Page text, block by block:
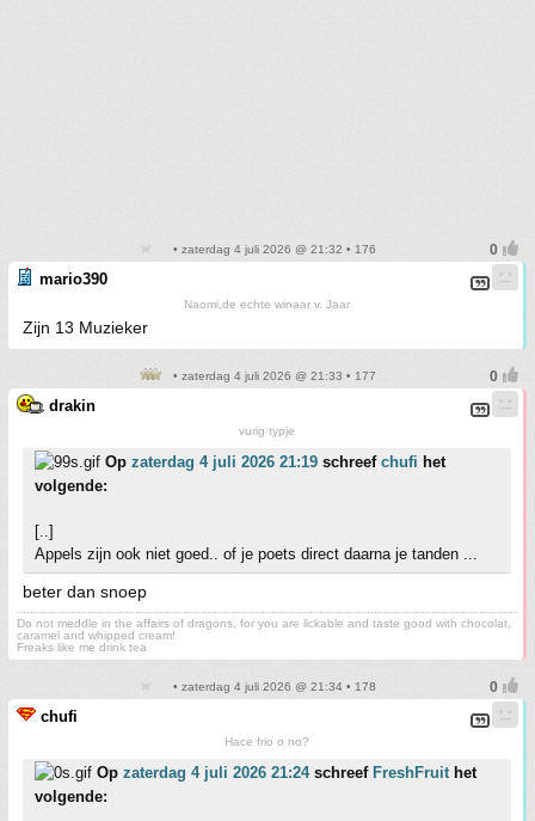
• zaterdag 4 juli 2026 @ 21:32 • 176
mario390
Naomi,de echte winaar v. Jaar
Zijn 13 Muzieker
• zaterdag 4 juli 2026 @ 21:33 • 177
drakin
vurig typje
Op zaterdag 4 juli 2026 21:19 schreef chufi het
volgende:
[..]
Appels zijn ook niet goed.. of je poets direct daarna je tanden ...
beter dan snoep
Do not meddle in the affairs of dragons, for you are lickable and taste good with chocolat,
caramel and whipped cream!
Freaks like me drink tea
• zaterdag 4 juli 2026 @ 21:34 • 178
chufi
Hace frio o no?
Op zaterdag 4 juli 2026 21:24schreef FreshFruithet
volgende: